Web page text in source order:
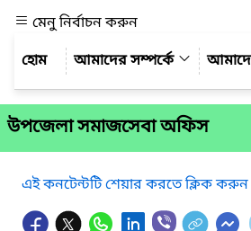
মেনু নির্বাচন করুন
আমাদের সম্পর্কে
উপজেলা সমাজসেবা অফিস
এই কনটেন্টটি শেয়ার করতে ক্লিক করুন